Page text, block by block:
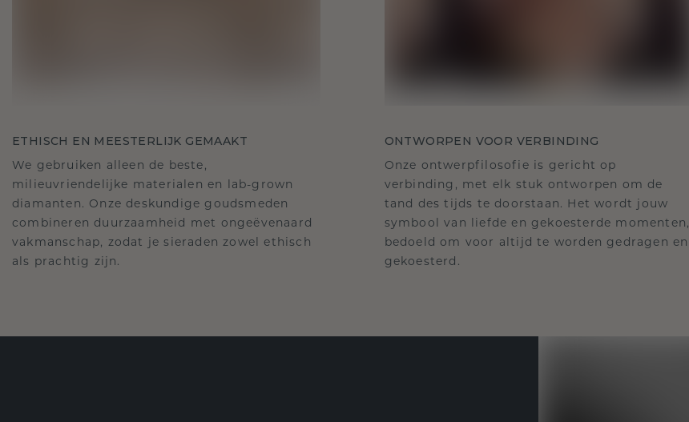
ETHISCH EN MEESTERLIJK GEMAAKT
We gebruiken alleen de beste,
milieuvriendelijke materialen en lab-grown
diamanten. Onze deskundige goudsmeden
combineren duurzaamheid met ongeëvenaard
vakmanschap, zodat je sieraden zowel ethisch
als prachtig zijn.
ONTWORPEN VOOR VERBINDING
Onze ontwerpfilosofie is gericht op
verbinding, met elk stuk ontworpen om de
tand des tijds te doorstaan. Het wordt jouw
symbool van liefde en gekoesterde momenten,
bedoeld om voor altijd te worden gedragen en
gekoesterd.